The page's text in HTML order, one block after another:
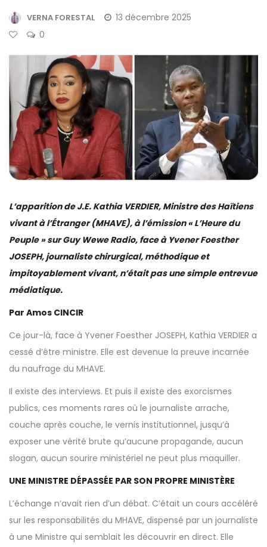
VERNA FORESTAL
13 décembre 2025
0
L’apparition de J.E. Kathia VERDIER, Ministre des Haïtiens
vivant à l’Étranger (MHAVE), à l’émission « L’Heure du
Peuple » sur Guy Wewe Radio, face à Yvener Foesther
JOSEPH, journaliste chirurgical, méthodique et
impitoyablement vivant, n’était pas une simple entrevue
médiatique.
Par Amos CINCIR
Ce jour-là, face à Yvener Foesther JOSEPH, Kathia VERDIER a
cessé d’être ministre. Elle est devenue la preuve incarnée
du naufrage du MHAVE.
Il existe des interviews. Et puis il existe des exorcismes
publics, ces moments rares où le journaliste arrache,
couche après couche, le vernis institutionnel, jusqu’à
exposer une vérité brute qu’aucune propagande, aucun
slogan, aucun sourire ministériel ne peut plus maquiller.
UNE MINISTRE DÉPASSÉE PAR SON PROPRE MINISTÈRE
L’échange n’avait rien d’un débat. C’était un cours accéléré
sur les responsabilités du MHAVE, dispensé par un journaliste
à une Ministre qui semblait les découvrir en direct. Elle